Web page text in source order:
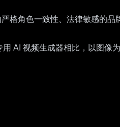
格角色一致性、法律敏感的品
AI 视频生成器相比，以图像